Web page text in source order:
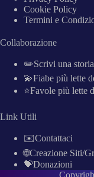
Cookie Policy
Termini e
Collaborazione
✏️Scrivi una storia
💫Fiabe più lette
⭐Favole più lette
Link Utili
✉️Contattaci
🌐Creazione Siti/
💝Donazioni